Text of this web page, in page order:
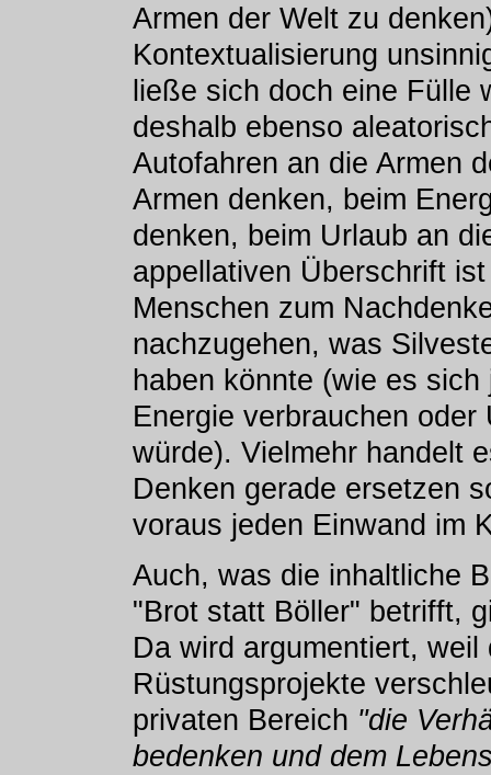
Armen der Welt zu
Kontextualisierung
ließe sich doch eine Fülle
deshalb ebenso
Autofahren an die Armen
Armen denken, beim
denken, beim Urlaub an
appellativen Überschrift
Menschen zum
nachzugehen, was
haben könnte (wie es
Energie verbrauchen
würde). Vielmehr handelt
Denken gerade ersetzen
voraus jeden Einwand im
Auch, was die inhaltliche
"Brot statt Böller" betrifft,
Da wird argumentiert,
Rüstungsprojekte
privaten Bereich "die
bedenken und dem